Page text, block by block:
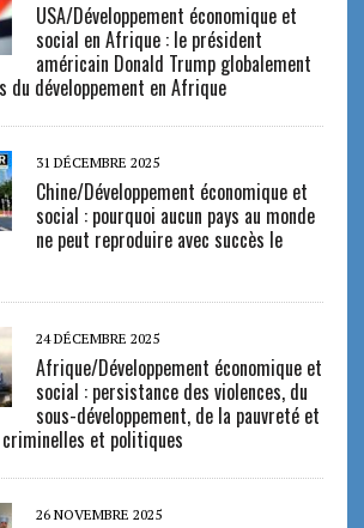
USA/Développement économique et
social en Afrique : le président
américain Donald Trump globalement
du développement en Afrique
31 DÉCEMBRE 2025
Chine/Développement économique et
social : pourquoi aucun pays au monde
ne peut reproduire avec succès le
24 DÉCEMBRE 2025
Afrique/Développement économique et
social : persistance des violences, du
sous-développement, de la pauvreté et
et politiques
26 NOVEMBRE 2025